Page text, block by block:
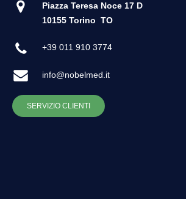
Piazza Teresa Noce 17 D
10155 Torino TO
+39 011 910 3774
info@nobelmed.it
SERVIZIO CLIENTI